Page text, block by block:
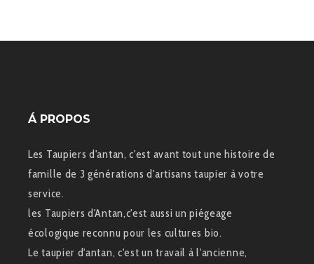
Á PROPOS
Les Taupiers d'antan, c'est avant tout une histoire de
famille de 3 générations d'artisans taupier à votre
service.
les Taupiers d'Antan,c'est aussi un piégeage
écologique reconnu pour les cultures bio.
Le taupier d'antan, c'est un travail à l'ancienne,